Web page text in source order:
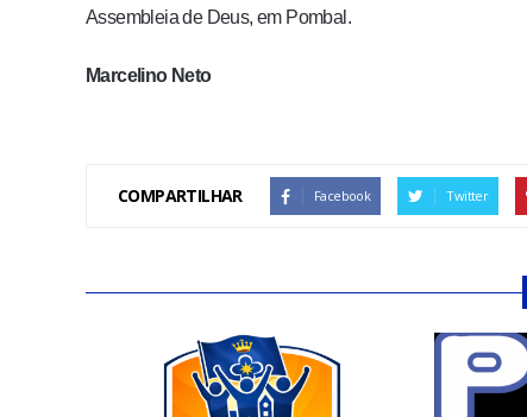
Assembleia de Deus, em Pombal.
Marcelino Neto
COMPARTILHAR Facebook Twitter